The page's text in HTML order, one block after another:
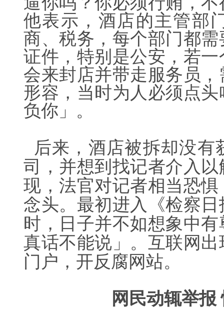
他表示，酒店的主管部
商、税务，每个部门都
证件，特别是公安，若
会来封店并带走服务员
形容，当时为人必须点
负你」。
后来，酒店被拆却没有
司，并想到找记者介入
现，法官对记者相当恐
念头。最初进入《检察
时，日子并不如想象中
真话不能说」。互联网
门户，开反腐网站。
网民动辄举报